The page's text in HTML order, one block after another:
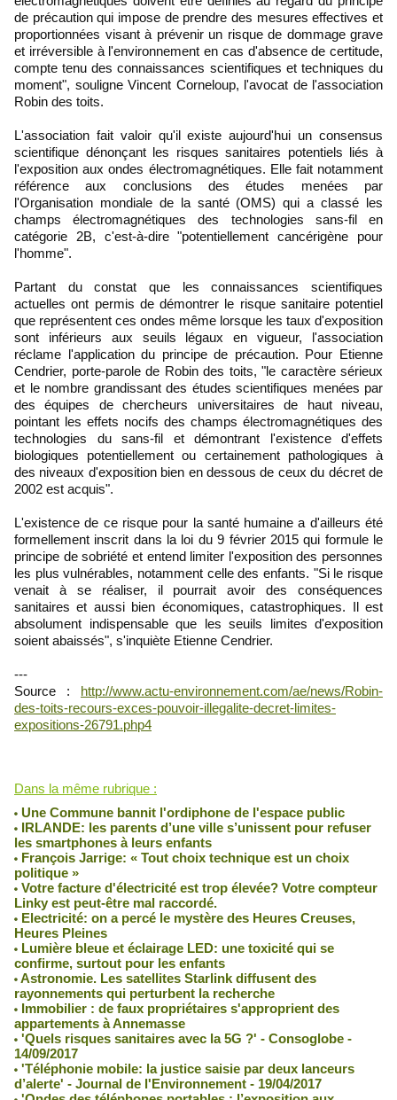
de précaution qui impose de prendre des mesures effectives et
proportionnées visant à prévenir un risque de dommage grave
et irréversible à l'environnement en cas d'absence de certitude,
compte tenu des connaissances scientifiques et techniques du
moment", souligne Vincent Corneloup, l'avocat de l'association
Robin des toits.
L'association fait valoir qu'il existe aujourd'hui un consensus
scientifique dénonçant les risques sanitaires potentiels liés à
l'exposition aux ondes électromagnétiques. Elle fait notamment
référence aux conclusions des études menées par
l'Organisation mondiale de la santé (OMS) qui a classé les
champs électromagnétiques des technologies sans-fil en
catégorie 2B, c'est-à-dire "potentiellement cancérigène pour
l'homme".
Partant du constat que les connaissances scientifiques
actuelles ont permis de démontrer le risque sanitaire potentiel
que représentent ces ondes même lorsque les taux d'exposition
sont inférieurs aux seuils légaux en vigueur, l'association
réclame l'application du principe de précaution. Pour Etienne
Cendrier, porte-parole de Robin des toits, "le caractère sérieux
et le nombre grandissant des études scientifiques menées par
des équipes de chercheurs universitaires de haut niveau,
pointant les effets nocifs des champs électromagnétiques des
technologies du sans-fil et démontrant l'existence d'effets
biologiques potentiellement ou certainement pathologiques à
des niveaux d'exposition bien en dessous de ceux du décret de
2002 est acquis".
L'existence de ce risque pour la santé humaine a d'ailleurs été
formellement inscrit dans la loi du 9 février 2015 qui formule le
principe de sobriété et entend limiter l'exposition des personnes
les plus vulnérables, notamment celle des enfants. "Si le risque
venait à se réaliser, il pourrait avoir des conséquences
sanitaires et aussi bien économiques, catastrophiques. Il est
absolument indispensable que les seuils limites d'exposition
soient abaissés", s'inquiète Etienne Cendrier.
---
Source : http://www.actu-environnement.com/ae/news/Robin-
des-toits-recours-exces-pouvoir-illegalite-decret-limites-
expositions-26791.php4
Dans la même rubrique :
Une Commune bannit l'ordiphone de l'espace public
IRLANDE: les parents d’une ville s’unissent pour refuser
les smartphones à leurs enfants
François Jarrige: « Tout choix technique est un choix
politique »
Votre facture d'électricité est trop élevée? Votre compteur
Linky est peut-être mal raccordé.
Electricité: on a percé le mystère des Heures Creuses,
Heures Pleines
Lumière bleue et éclairage LED: une toxicité qui se
confirme, surtout pour les enfants
Astronomie. Les satellites Starlink diffusent des
rayonnements qui perturbent la recherche
Immobilier : de faux propriétaires s'approprient des
appartements à Annemasse
'Quels risques sanitaires avec la 5G ?' - Consoglobe -
14/09/2017
'Téléphonie mobile: la justice saisie par deux lanceurs
d’alerte' - Journal de l'Environnement - 19/04/2017